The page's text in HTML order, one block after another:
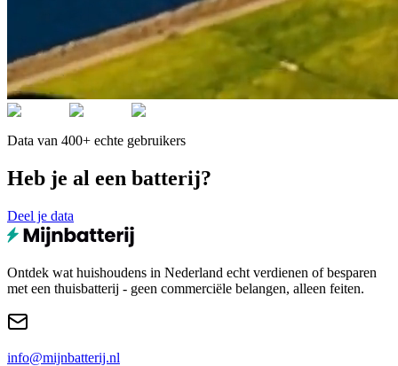
Data van 400+ echte gebruikers
Heb je al een batterij?
Deel je data
Ontdek wat huishoudens in Nederland echt verdienen of besparen
met een thuisbatterij - geen commerciële belangen, alleen feiten.
info@mijnbatterij.nl